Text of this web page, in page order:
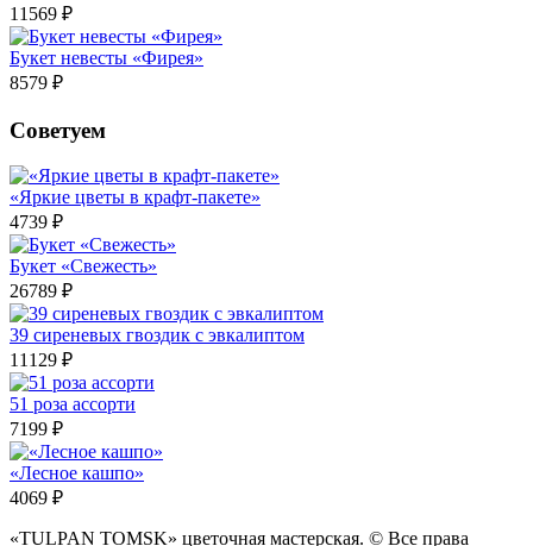
11569 ₽
Букет невесты «Фирея»
8579 ₽
Советуем
«Яркие цветы в крафт-пакете»
4739 ₽
Букет «Свежесть»
26789 ₽
39 сиреневых гвоздик с эвкалиптом
11129 ₽
51 роза ассорти
7199 ₽
«Лесное кашпо»
4069 ₽
«TULPAN TOMSK» цветочная мастерская. © Все права